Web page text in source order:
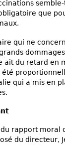
que
qui ne
dommages
ait du retard en
qui a mis en
rapport moral
du directeur,